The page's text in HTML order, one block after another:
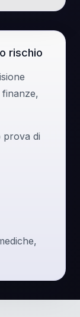
rischio
prova di